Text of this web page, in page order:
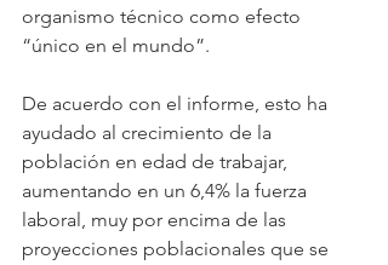
organismo técnico como efecto
“único en el mundo”.
De acuerdo con el informe, esto ha
ayudado al crecimiento de la
población en edad de trabajar,
aumentando en un 6,4% la fuerza
laboral, muy por encima de las
proyecciones poblacionales que se